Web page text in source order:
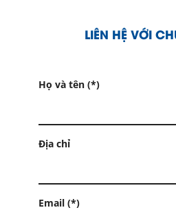
LIÊN HỆ VỚI
Họ và tên (*)
Địa chỉ
Email (*)